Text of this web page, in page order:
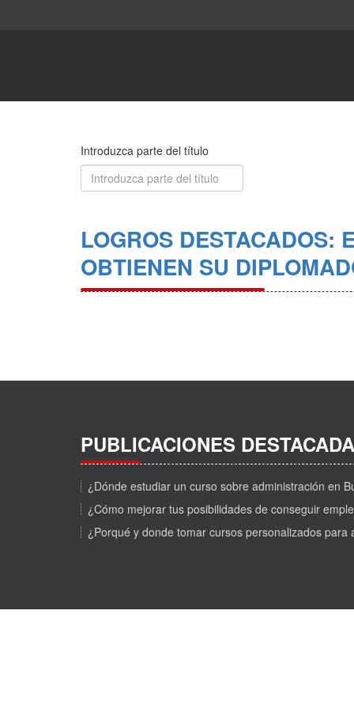
Introduzca parte del título
LOGROS DESTACADOS:
OBTIENEN SU
PUBLICACIONES
¿Dónde estudiar un curso sobre administración en
¿Cómo mejorar tus posibilidades de conseguir
¿Porqué y donde tomar cursos personalizados